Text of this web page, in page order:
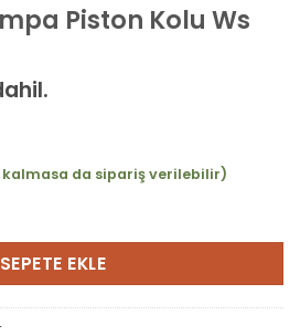
Piston Kolu Ws
da sipariş verilebilir)
Kolu Ws adet
SEPETE EKLE